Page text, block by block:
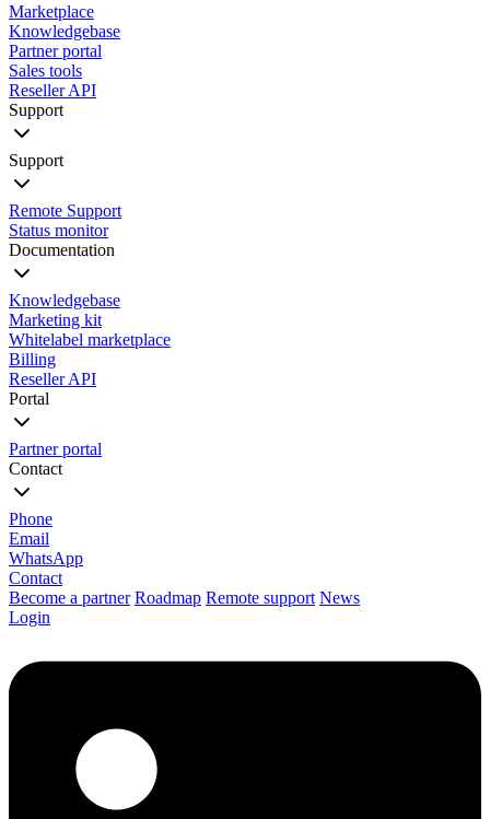
Marketplace
Knowledgebase
Partner portal
Sales tools
Reseller API
Support
Support
Remote Support
Status monitor
Documentation
Knowledgebase
Marketing kit
Whitelabel marketplace
Billing
Reseller API
Portal
Partner portal
Contact
Phone
Email
WhatsApp
Contact
Become a partner Roadmap Remote support News
Login